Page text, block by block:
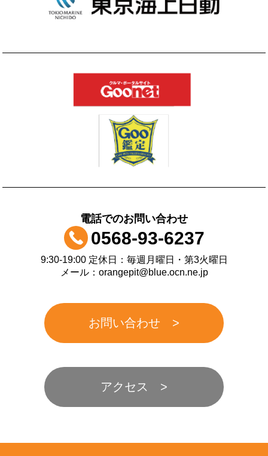
電話でのお問い合わせ
0568-93-6237
9:30-19:00 定休日：毎週月曜日・第3火曜日
メール：orangepit@blue.ocn.ne.jp
お問い合わせ
アクセス